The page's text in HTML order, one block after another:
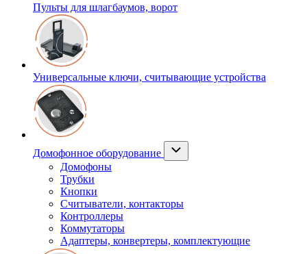
Пульты для шлагбаумов, ворот
Универсальные ключи, считывающие устройства
Домофонное оборудование
Домофоны
Трубки
Кнопки
Считыватели, контакторы
Контроллеры
Коммутаторы
Адаптеры, конвертеры, комплектующие